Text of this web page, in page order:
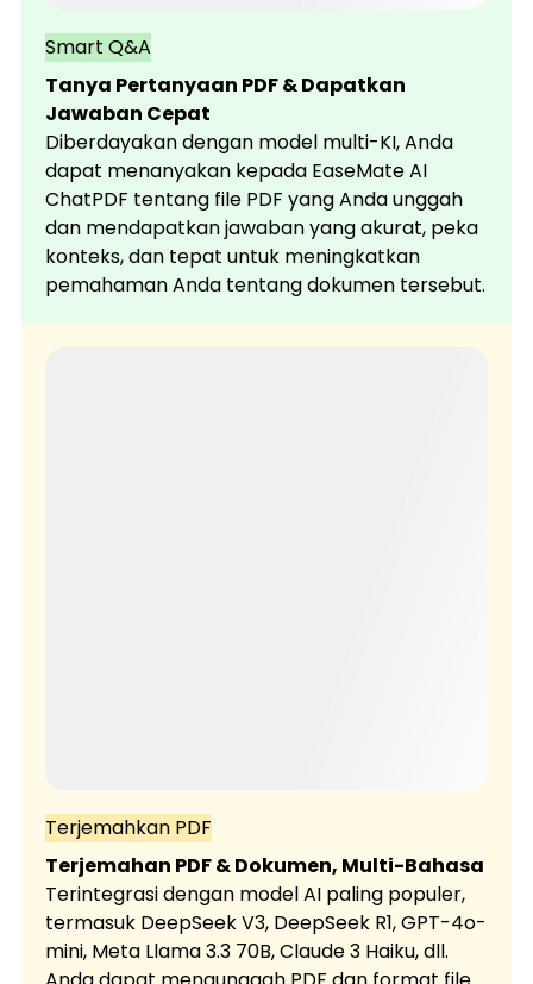
Smart Q&A
Tanya Pertanyaan PDF & Dapatkan
Jawaban Cepat
Diberdayakan dengan model multi-KI, Anda
dapat menanyakan kepada EaseMate AI
ChatPDF tentang file PDF yang Anda unggah
dan mendapatkan jawaban yang akurat, peka
konteks, dan tepat untuk meningkatkan
pemahaman Anda tentang dokumen tersebut.
Terjemahkan PDF
Terjemahan PDF & Dokumen, Multi-Bahasa
Terintegrasi dengan model AI paling populer,
termasuk DeepSeek V3, DeepSeek R1, GPT-4o-
mini, Meta Llama 3.3 70B, Claude 3 Haiku, dll.